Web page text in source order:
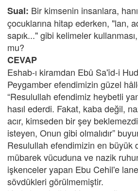
Sual: Bir kimsenin insanlara,
çocuklarına hitap ederken, "lan,
sapık..." gibi kelimeler
mu?
CEVAP
Eshab-ı kiramdan Ebû Sa'îd-i
Peygamber efendimizin güzel
“Resulullah efendimiz heybetli
hasıl ederdi. Fakat, kaba değil,
acır, kimseden bir şey
isteyen, Onun gibi olmalıdır”
Resulullah efendimizin en büyük
mübarek vücuduna ve nazik
işkenceler yapan Ebu Cehil'e
sövdükleri görülmemiştir.